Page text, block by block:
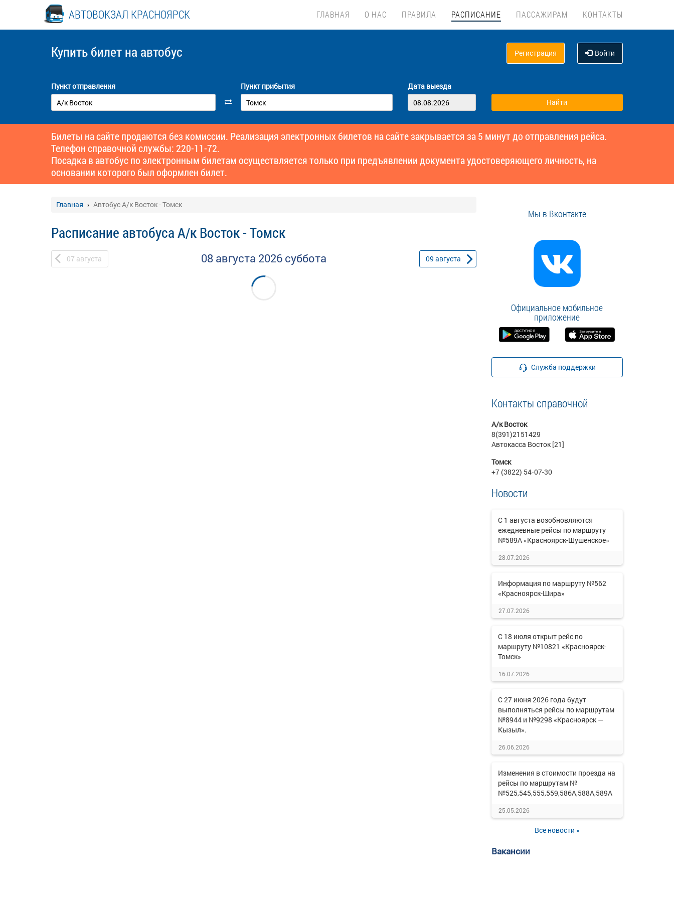
АВТОВОКЗАЛ КРАСНОЯРСК ГЛАВНАЯ О НАС ПРАВИЛА РАСПИСАНИЕ ПАССАЖИРАМ КОНТАКТЫ
Купить билет на автобус Регистрация Войти
Пункт отправления Пункт прибытия Дата выезда
Билеты на сайте продаются без комиссии. Реализация электронных билетов на сайте закрывается за 5 минут до отправления рейса.
Телефон справочной службы: 220-11-72.
Посадка в автобус по электронным билетам осуществляется только при предъявлении документа удостоверяющего личность, на
основании которого был оформлен билет.
Главная Автобус А/к Восток - Томск
Расписание автобуса А/к Восток - Томск
07 августа 08 августа 2026 суббота 09 августа
Мы в Вконтакте
Официальное мобильное
приложение
Служба поддержки
Контакты справочной
А/к Восток
8(391)2151429
Автокасса Восток [21]
Томск
+7 (3822) 54‑07-30
Новости
С 1 августа возобновляются
ежедневные рейсы по маршруту
№589А «Красноярск-Шушенское»
28.07.2026
Информация по маршруту №562
«Красноярск-Шира»
27.07.2026
С 18 июля открыт рейс по
маршруту №10821 «Красноярск-
Томск»
16.07.2026
С 27 июня 2026 года будут
выполняться рейсы по маршрутам
№8944 и №9298 «Красноярск —
Кызыл».
26.06.2026
Изменения в стоимости проезда на
рейсы по маршрутам №
№525,545,555,559,586А,588А,589А
25.05.2026
Все новости »
Вакансии